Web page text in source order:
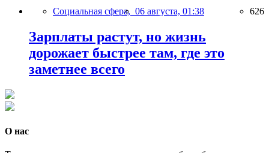
Социальная сфера, 06 августа, 01:38 626
Зарплаты растут, но жизнь
дорожает быстрее там, где это
заметнее всего
О нас